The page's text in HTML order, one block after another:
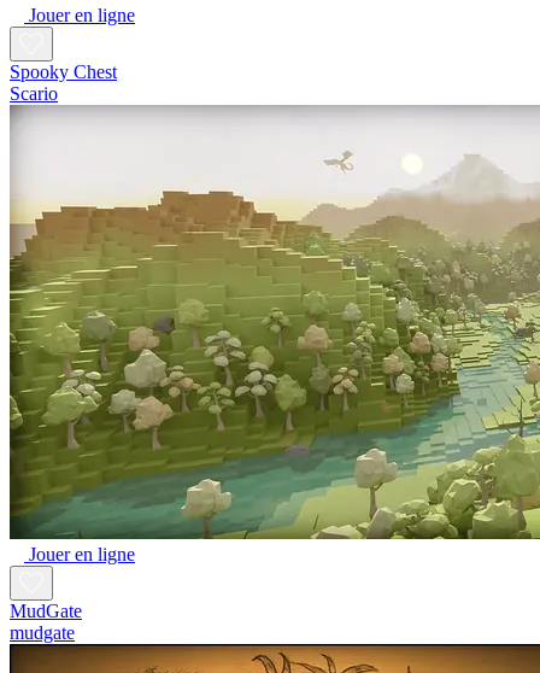
Jouer en ligne
Spooky Chest
Scario
Jouer en ligne
MudGate
mudgate